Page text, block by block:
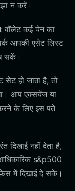
न करें।
वॉलेट कई चेन का
आपकी एसेट लिस्ट
सकें।
हो जाता है, तो
आप एक्सचेंज या
के लिए इस पते
दिखाई नहीं देता है,
s&p500
में दिखाई दे सके।